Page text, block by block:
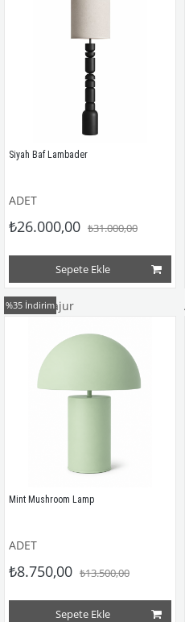
Siyah Baf Lambader
ADET
₺26.000,00 ₺31.000,00
Sepete Ekle
Metal Abajur
Mint Mushroom Lamp
ADET
₺8.750,00 ₺13.500,00
Sepete Ekle
%35 İndirim